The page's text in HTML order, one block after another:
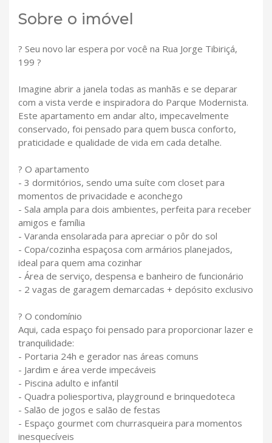
Sobre o imóvel
? Seu novo lar espera por você na Rua Jorge Tibiriçá,
199 ?
Imagine abrir a janela todas as manhãs e se deparar
com a vista verde e inspiradora do Parque Modernista.
Este apartamento em andar alto, impecavelmente
conservado, foi pensado para quem busca conforto,
praticidade e qualidade de vida em cada detalhe.
? O apartamento
- 3 dormitórios, sendo uma suíte com closet para
momentos de privacidade e aconchego
- Sala ampla para dois ambientes, perfeita para receber
amigos e família
- Varanda ensolarada para apreciar o pôr do sol
- Copa/cozinha espaçosa com armários planejados,
ideal para quem ama cozinhar
- Área de serviço, despensa e banheiro de funcionário
- 2 vagas de garagem demarcadas + depósito exclusivo
? O condomínio
Aqui, cada espaço foi pensado para proporcionar lazer e
tranquilidade:
- Portaria 24h e gerador nas áreas comuns
- Jardim e área verde impecáveis
- Piscina adulto e infantil
- Quadra poliesportiva, playground e brinquedoteca
- Salão de jogos e salão de festas
- Espaço gourmet com churrasqueira para momentos
inesquecíveis